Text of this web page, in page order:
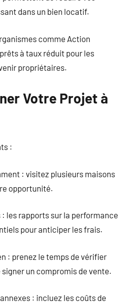
dans un bien locatif.
comme Action
à taux réduit pour les
propriétaires.
Votre Projet à
:
: visitez plusieurs maisons
opportunité.
les rapports sur la performance
pour anticiper les frais.
: prenez le temps de vérifier
un compromis de vente.
: incluez les coûts de